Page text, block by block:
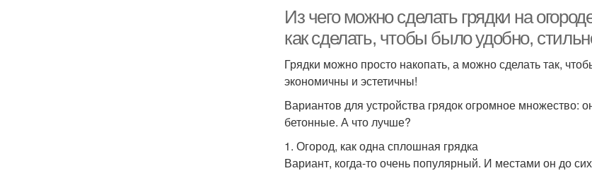
Из чего можно сделать грядки на
как сделать, чтобы было удобно,
Грядки можно просто накопать, а можно сделать так,
экономичны и эстетичны!
Вариантов для устройства грядок огромное множество:
бетонные. А что лучше?
1. Огород, как одна сплошная грядка
Вариант, когда-то очень популярный. И местами он до